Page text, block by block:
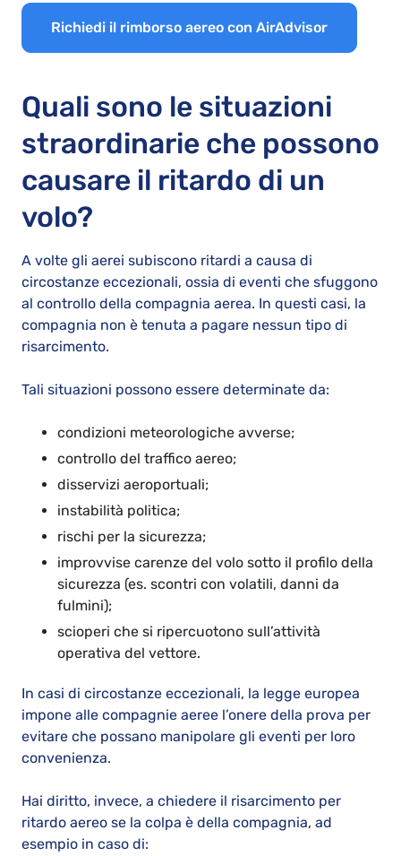
Richiedi il rimborso aereo con AirAdvisor
Quali sono le situazioni
straordinarie che possono
causare il ritardo di un
volo?
A volte gli aerei subiscono ritardi a causa di
circostanze eccezionali, ossia di eventi che sfuggono
al controllo della compagnia aerea. In questi casi, la
compagnia non è tenuta a pagare nessun tipo di
risarcimento.
Tali situazioni possono essere determinate da:
condizioni meteorologiche avverse;
controllo del traffico aereo;
disservizi aeroportuali;
instabilità politica;
rischi per la sicurezza;
improvvise carenze del volo sotto il profilo della
sicurezza (es. scontri con volatili, danni da
fulmini);
scioperi che si ripercuotono sull’attività
operativa del vettore.
In casi di circostanze eccezionali, la legge europea
impone alle compagnie aeree l’onere della prova per
evitare che possano manipolare gli eventi per loro
convenienza.
Hai diritto, invece, a chiedere il risarcimento per
ritardo aereo se la colpa è della compagnia, ad
esempio in caso di: